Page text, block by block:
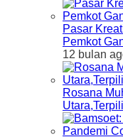
Pasar
Pemkot
12 bulan
Rosana